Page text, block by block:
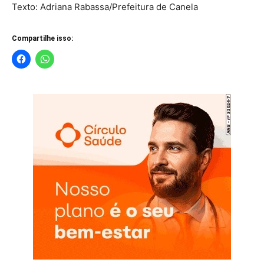
Texto: Adriana Rabassa/Prefeitura de Canela
Compartilhe isso: